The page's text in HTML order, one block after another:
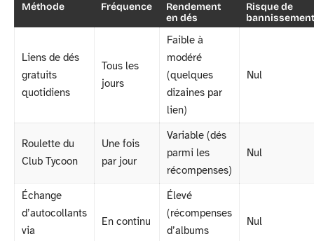
Méthode Fréquence
Rendement
en dés
Risque de
bannissement
Liens de dés
gratuits
quotidiens
Tous les
jours
Faible à
modéré
(quelques
dizaines par
lien)
Nul
Roulette du
Club Tycoon
Une fois
par jour
Variable (dés
parmi les
récompenses)
Nul
Échange
d’autocollants
via
En continu
Élevé
(récompenses
d’albums
Nul